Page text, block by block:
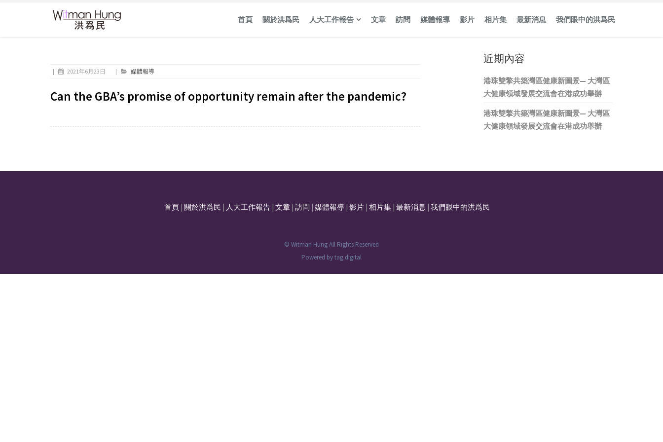
首頁 關於洪爲民 人大工作報告 文章 訪問 媒體報導 影片 相片集 最新消息 我們眼中的洪爲民
| 2021年6月23日 | 媒體報導
Can the GBA’s promise of opportunity remain after the pandemic?
近期內容
港珠雙擎共築灣區健康新圖景— 大灣區
大健康領域發展交流會在港成功舉辦
港珠雙擎共築灣區健康新圖景— 大灣區
大健康領域發展交流會在港成功舉辦
首頁 關於洪爲民 人大工作報告 文章 訪問 媒體報導 影片 相片集 最新消息 我們眼中的洪爲民
© Witman Hung All Rights Reserved
Powered bytag.digital